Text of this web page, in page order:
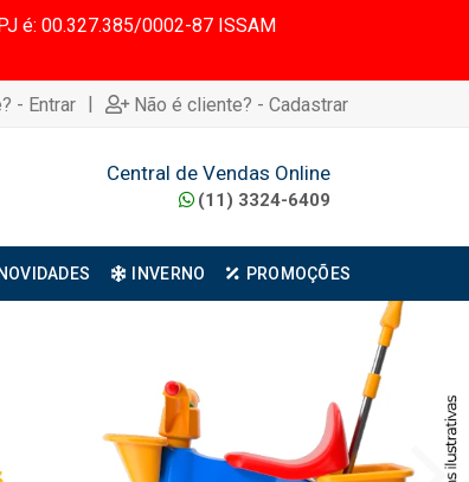
é: 00.327.385/0002-87 ISSAM
- Entrar | Não é cliente? - Cadastrar
Central de Vendas Online
(11) 3324-6409
NOVIDADES INVERNO PROMOÇÕES